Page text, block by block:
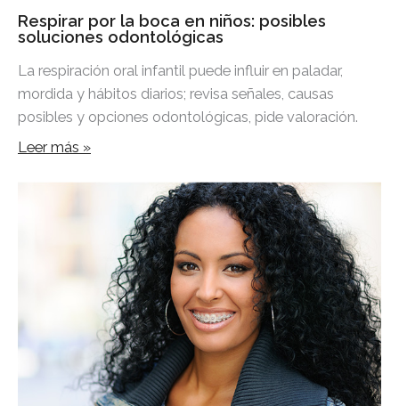
Respirar por la boca en niños: posibles
soluciones odontológicas
La respiración oral infantil puede influir en paladar,
mordida y hábitos diarios; revisa señales, causas
posibles y opciones odontológicas, pide valoración.
Leer más »